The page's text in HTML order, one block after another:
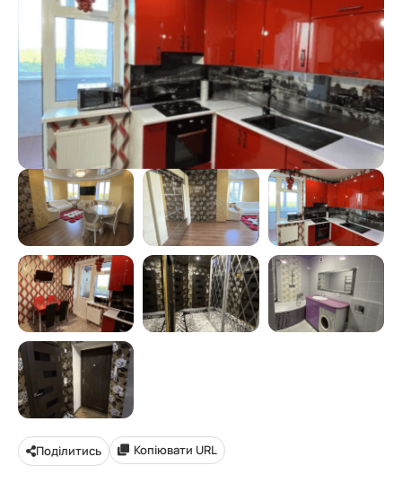
Поділитись Копіювати URL